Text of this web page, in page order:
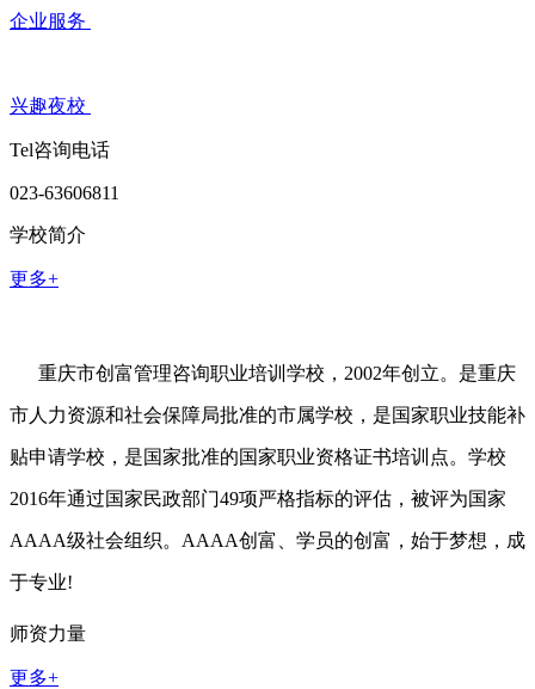
企业服务
兴趣夜校
Tel咨询电话
023-63606811
学校简介
更多+
重庆市创富管理咨询职业培训学校，2002年创立。是重庆
市人力资源和社会保障局批准的市属学校，是国家职业技能补
贴申请学校，是国家批准的国家职业资格证书培训点。学校
2016年通过国家民政部门49项严格指标的评估，被评为国家
AAAA级社会组织。AAAA创富、学员的创富，始于梦想，成
于专业!
师资力量
更多+